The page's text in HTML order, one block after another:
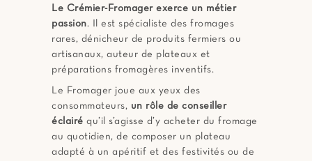
Le Crémier-Fromager exerce un métier
passion. Il est spécialiste des fromages
rares, dénicheur de produits fermiers ou
artisanaux, auteur de plateaux et
préparations fromagères inventifs.
Le Fromager joue aux yeux des
consommateurs, un rôle de conseiller
éclairé qu’il s’agisse d’y acheter du fromage
au quotidien, de composer un plateau
adapté à un apéritif et des festivités ou de